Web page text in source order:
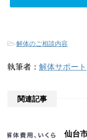
-解体のご相談内容
執筆者： 解体サポート
関連記事
仙台